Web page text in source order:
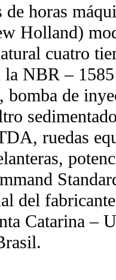
de horas
Holland)
cuatro
la NBR –
bomba de
ruedas
del
Catarina –